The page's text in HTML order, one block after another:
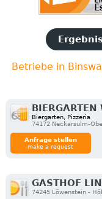
Betriebe in
BIERGARTEN
Biergarten, Pizzeria
74172 Neckarsulm-
Anfrage stellen
make a request
GASTHOF
74245 Löwenstein -